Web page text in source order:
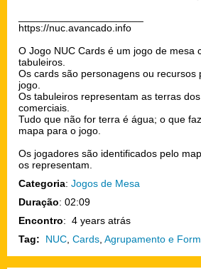
https://nuc.avancado.info
O Jogo NUC Cards é um jogo de mesa
tabuleiros.
Os cards são personagens ou recursos
jogo.
Os tabuleiros representam as terras
comerciais.
Tudo que não for terra é água; o que
mapa para o jogo.
Os jogadores são identificados pelo
os representam.
Categoria: Jogos de Mesa
Duração: 02:09
Encontro: 4 years atrás
Tag: NUC Cards Agrupamento e